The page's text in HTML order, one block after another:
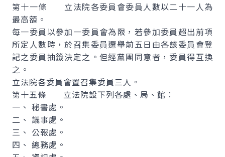
第十一條 立法院各委員會委員人數以二十一人為
最高額。
每一委員以參加一委員會為限，若參加委員超出前項
所定人數時，於召集委員選舉前五日由各該委員會登
記之委員抽籤決定之。但經黨團同意者，委員得互換
之。
立法院各委員會置召集委員三人。
第十五條 立法院設下列各處、局、館︰
一、 秘書處。
二、 議事處。
三、 公報處。
四、 總務處。